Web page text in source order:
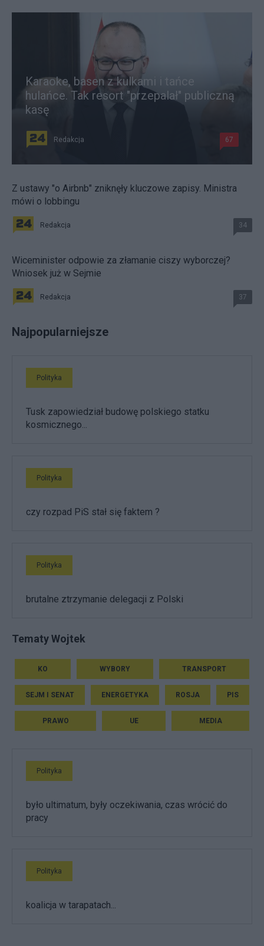
Karaoke, basen z kulkami i tańce
hulańce. Tak resort "przepalał" publiczną
kasę
Redakcja 67
Z ustawy "o Airbnb" zniknęły kluczowe zapisy. Ministra
mówi o lobbingu
Redakcja 34
Wiceminister odpowie za złamanie ciszy wyborczej?
Wniosek już w Sejmie
Redakcja 37
Najpopularniejsze
Polityka
Tusk zapowiedział budowę polskiego statku
kosmicznego...
Polityka
czy rozpad PiS stał się faktem ?
Polityka
brutalne ztrzymanie delegacji z Polski
Tematy Wojtek
KO WYBORY TRANSPORT
SEJM I SENAT ENERGETYKA ROSJA PIS
PRAWO UE MEDIA
Polityka
było ultimatum, były oczekiwania, czas wrócić do
pracy
Polityka
koalicja w tarapatach...